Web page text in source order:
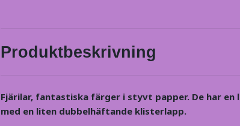
Produktbeskrivning
Fjärilar, fantastiska färger i styvt papper. De har en
med en liten dubbelhäftande klisterlapp.